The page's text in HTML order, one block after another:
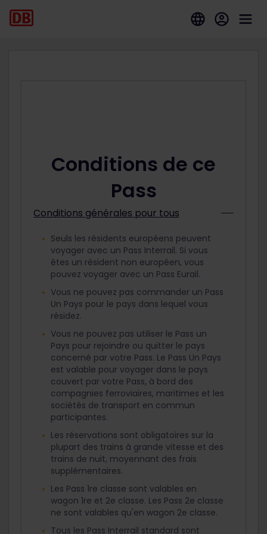
Conditions de ce
Pass
Conditions générales pour tous
Seuls les résidents européens peuvent
voyager avec un Pass Interrail. Si vous
êtes un résident non européen, vous
pouvez voyager avec un Pass Eurail.
Vous ne pouvez pas commander un Pass
Un Pays pour le pays dans lequel vous
résidez.
Vous ne pouvez pas utiliser le Pass un
Pays pour rejoindre ou quitter le pays
concerné par votre Pass. Le Pass Un Pays
est valable pour voyager dans le pays
couvert par votre Pass, à bord des
compagnies ferroviaires, maritimes et les
sociétés de transport en commun
participantes.
Les réservations sont obligatoires sur la
plupart des trains à grande vitesse et des
trains de nuit, moyennant des frais
supplémentaires.
Les Pass 1re classe sont valables en
wagon 1re et 2e classe. Les Pass 2e classe
ne sont valables qu'en wagon 2e classe.
Tous les Pass Interrail standard sont